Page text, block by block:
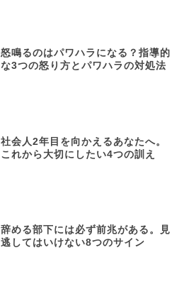
怒鳴るのはパワハラになる？指導的
な3つの怒り方とパワハラの対処法
社会人2年目を向かえるあなたへ。
これから大切にしたい4つの訓え
辞める部下には必ず前兆がある。見
逃してはいけない8つのサイン